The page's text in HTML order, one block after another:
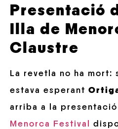
Presentació
Illa de
Claustre
La revetla no ha mort:
estava esperant
arriba a la
Menorca Festival